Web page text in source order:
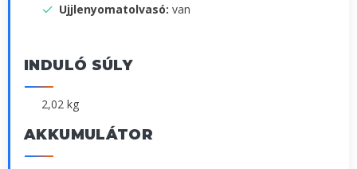
Ujjlenyomatolvasó: van
INDULÓ SÚLY
2,02 kg
AKKUMULÁTOR